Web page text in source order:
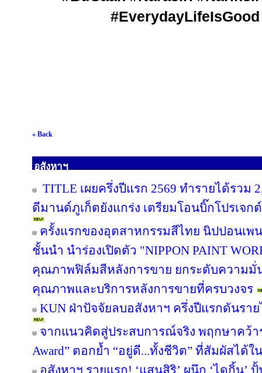
« Back
อสังหาฯ
TITLE เผยครึ่งปีแรก 2569 ทำรายได้รวม
ดีมานด์ภูเก็ตยังแกร่ง เตรียมโอนบิ๊กโปรเจ
ครั้งแรกของอุตสาหกรรมสีไทย นิปปอนเพ
ชั้นนำ นำร่องเปิดตัว "NIPPON PAINT
คุณภาพฟิล์มสีหลังการขาย ยกระดับความ
คุณภาพและบริการหลังการขายที่ครบวงจร
KUN ฝ่าปัจจัยลบอสังหาฯ ครึ่งปีแรกดันรา
จากแนวคิดสู่ประสบการณ์จริง พฤกษาคว้าร
Award” ตอกย้ำ “อยู่ดี...ทั้งชีวิต” ที่สัมผัสได้ใ
อสังหาฯ รายแรก! ‘แสนสิริ’ ผนึก ‘ไดกิ้น’ ปั้